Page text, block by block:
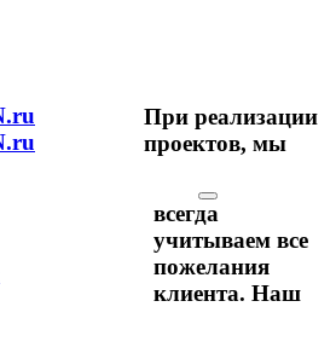
При реализации
проектов, мы
всегда
учитываем все
пожелания
клиента. Наш